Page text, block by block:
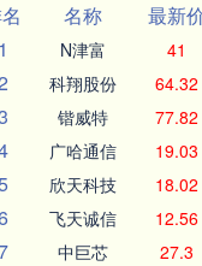
名称 最新
1
N津富 41
科翔股份 64.32
锴威特 77.82
广哈通信 19.03
欣天科技 18.02
飞天诚信 12.56
中巨芯 27.3